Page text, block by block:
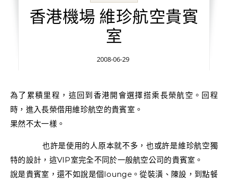
香港機場 維珍航空貴賓
室
2008-06-29
為了累積里程，這回到香港開會選擇搭乘長榮航空。回程
時，進入長榮借用維珍航空的貴賓室。
果然不太一樣。
也許是使用的人原本就不多，也或許是維珍航空獨
特的設計，這VIP室完全不同於一般航空公司的貴賓室。
說是貴賓室，還不如說是個lounge。從裝潢、陳設，到點餐